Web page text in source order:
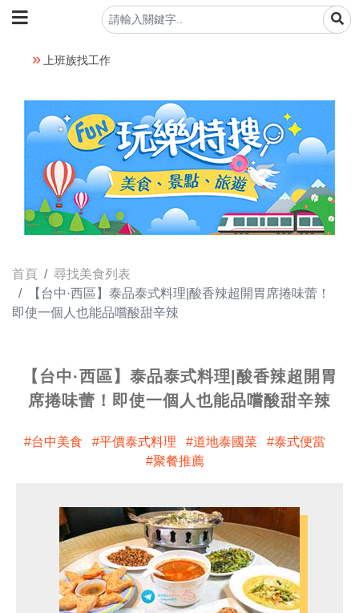
上班族找工作
首頁
尋找美食列表
【台中·西區】泰品泰式料理|酸香辣超開胃席捲味蕾！
即使一個人也能品嚐酸甜辛辣
【台中·西區】泰品泰式料理|酸香辣超開胃
席捲味蕾！即使一個人也能品嚐酸甜辛辣
台中美食 平價泰式料理 道地泰國菜
泰式便當
聚餐推薦